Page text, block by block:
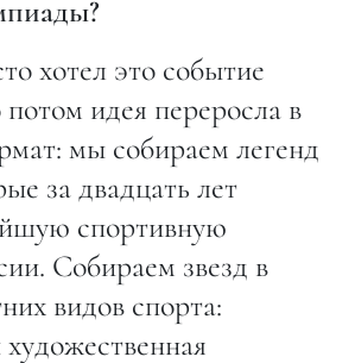
хотел это событие
идея переросла в
мы собираем легенд
за двадцать лет
спортивную
Собираем звезд в
видов спорта: